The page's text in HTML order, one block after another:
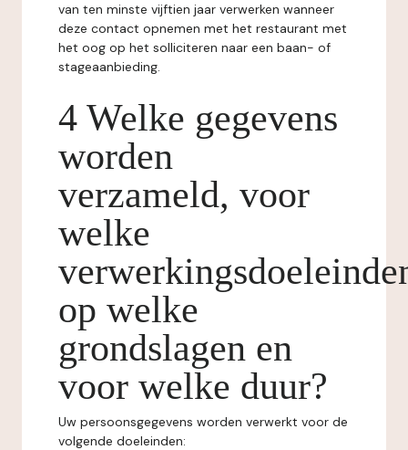
van ten minste vijftien jaar verwerken wanneer
deze contact opnemen met het restaurant met
het oog op het solliciteren naar een baan- of
stageaanbieding.
4 Welke gegevens
worden
verzameld, voor
welke
op welke
grondslagen en
voor welke duur?
Uw persoonsgegevens worden verwerkt voor de
volgende doeleinden: